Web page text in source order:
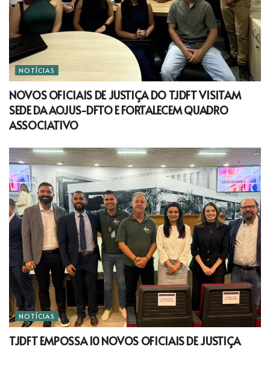
NOTÍCIAS
NOVOS OFICIAIS DE JUSTIÇA DO TJDFT VISITAM
SEDE DA AOJUS-DFTO E FORTALECEM QUADRO
ASSOCIATIVO
NOTÍCIAS
TJDFT EMPOSSA 10 NOVOS OFICIAIS DE JUSTIÇA